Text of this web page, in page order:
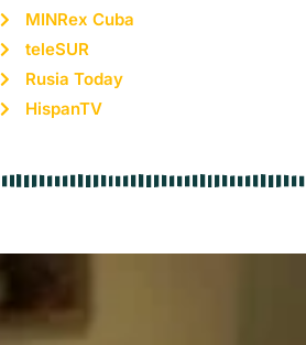
MINRex Cuba
teleSUR
Rusia Today
HispanTV